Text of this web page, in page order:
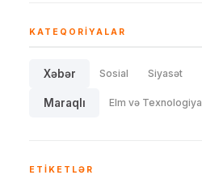
KATEQORIYALAR
Xəbər Sosial Siyasət
Maraqlı Elm və Texnologiya
ETIKETLƏR